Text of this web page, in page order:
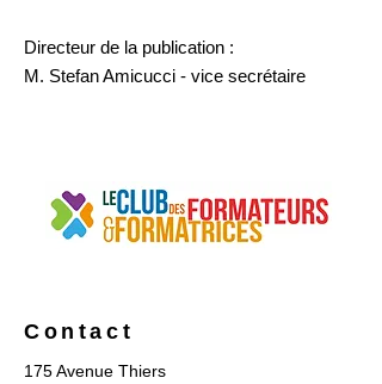
Directeur de la publication :
M. Stefan Amicucci - vice secrétaire
Contact
175 Avenue Thiers